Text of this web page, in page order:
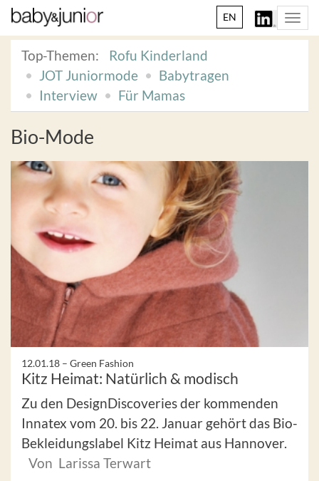
EN
Top-Themen:
Rofu Kinderland
JOT Juniormode
Babytragen
Interview
Für Mamas
Bio-Mode
12.01.18 – Green Fashion
Kitz Heimat: Natürlich & modisch
Zu den DesignDiscoveries der kommenden
Innatex vom 20. bis 22. Januar gehört das Bio-
Bekleidungslabel Kitz Heimat aus Hannover.
Von Larissa Terwart